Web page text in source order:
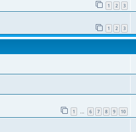
1 2 3
1 2 3
1 … 6 7 8 9 10